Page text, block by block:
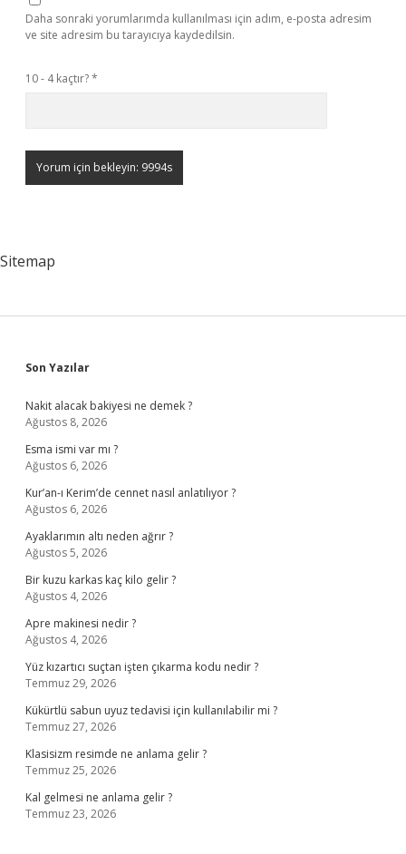
Daha sonraki yorumlarımda kullanılması için adım, e-posta adresim
ve site adresim bu tarayıcıya kaydedilsin.
10 - 4 kaçtır?*
Sitemap
Sidebar
Son Yazılar
Nakit alacak bakiyesi ne demek ?
Ağustos 8, 2026
Esma ismi var mı ?
Ağustos 6, 2026
Kur’an-ı Kerim’de cennet nasıl anlatılıyor ?
Ağustos 6, 2026
Ayaklarımın altı neden ağrır ?
Ağustos 5, 2026
Bir kuzu karkas kaç kilo gelir ?
Ağustos 4, 2026
Apre makinesi nedir ?
Ağustos 4, 2026
Yüz kızartıcı suçtan işten çıkarma kodu nedir ?
Temmuz 29, 2026
Kükürtlü sabun uyuz tedavisi için kullanılabilir mi ?
Temmuz 27, 2026
Klasisizm resimde ne anlama gelir ?
Temmuz 25, 2026
Kal gelmesi ne anlama gelir ?
Temmuz 23, 2026